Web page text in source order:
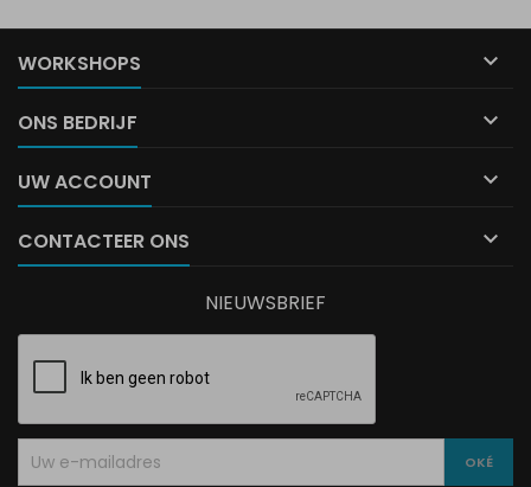
WORKSHOPS 
ONS BEDRIJF 
UW ACCOUNT 
CONTACTEER ONS 
NIEUWSBRIEF